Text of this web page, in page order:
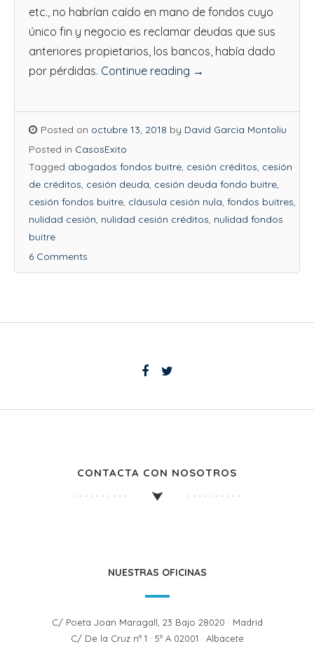
etc., no habrían caído en mano de fondos cuyo
único fin y negocio es reclamar deudas que sus
anteriores propietarios, los bancos, había dado
por pérdidas. Continue reading →
Posted on octubre 13, 2018 by David Garcia Montoliu
Posted in CasosExito
Tagged abogados fondos buitre, cesión créditos, cesión
de créditos, cesión deuda, cesión deuda fondo buitre,
cesión fondos buitre, cláusula cesión nula, fondos buitres,
nulidad cesión, nulidad cesión créditos, nulidad fondos
buitre
6 Comments
CONTACTA CON NOSOTROS
NUESTRAS OFICINAS
C/ Poeta Joan Maragall, 23 Bajo 28020 · Madrid
C/ De la Cruz nº 1 · 5º A 02001 · Albacete